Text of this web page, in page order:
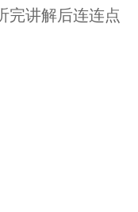
完讲解后连连点